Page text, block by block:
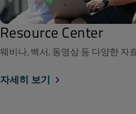
Resource Center
웨비나, 백서, 동영상 등 다양한 자
자세히 보기